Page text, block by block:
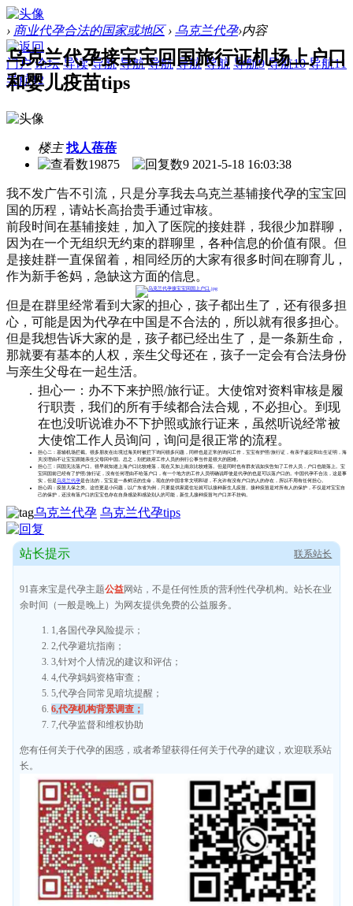
› 商业代孕合法的国家或地区 › 乌克兰代孕›内容
门户 论坛 导读 导航 导航 导航 导航 导航 导航9 导航10 导航11
导航12
乌克兰代孕接宝宝回国旅行证机场上户口
和婴儿疫苗tips
楼主 找人蓓蓓
19875
9 2021-5-18 16:03:38
我不发广告不引流，只是分享我去乌克兰基辅接代孕的宝宝回
国的历程，请站长高抬贵手通过审核。
前段时间在基辅接娃，加入了医院的接娃群，我很少加群聊，
因为在一个无组织无约束的群聊里，各种信息的价值有限。但
是接娃群一直保留着，相同经历的大家有很多时间在聊育儿，
作为新手爸妈，急缺这方面的信息。
但是在群里经常看到大家的担心，孩子都出生了，还有很多担
心，可能是因为代孕在中国是不合法的，所以就有很多担心。
但是我想告诉大家的是，孩子都已经出生了，是一条新生命，
那就要有基本的人权，亲生父母还在，孩子一定会有合法身份
与亲生父母在一起生活。
担心一：办不下来护照/旅行证。大使馆对资料审核是履
行职责，我们的所有手续都合法合规，不必担心。到现
在也没听说谁办不下护照或旅行证来，虽然听说经常被
大使馆工作人员询问，询问是很正常的流程。
担心二：基辅机场拦截。很多朋友在出境过海关时被拦下询问很多问题，同样也是正常的询问工作，宝宝有护照/旅行证，有亲子鉴定和出生证明，海
关没理由不让宝宝跟随亲生父母回中国。总之，别把政府工作人员的例行公事当作是很大的困难。
担心三：回国无法落户口。很早就知道上海户口比较难落，现在又加上南京比较难落。但是同时也有群友说如实告知了工作人员，户口也能落上。宝
宝回国前已经有了护照/旅行证，没有任何理由不给落户口，有一个地方的工作人员明确说即使是代孕的也是可以落户口的。中国代孕不合法，这是事
实，但是乌克兰代孕是合法的，宝宝是一条鲜活的生命，现在的中国非常文明和谐，不允许有没有户口的人的存在，所以不用有任何担心。
担心四：疫苗儿保之类。这些更是小问题，以广东省为例，只要提供家庭住址就可以接种新生儿疫苗。接种疫苗是对所有人的保护，不仅是对宝宝自
己的保护，还没有落户口的宝宝也存在自身感染和感染别人的可能，新生儿接种疫苗与户口并不挂钩。
乌克兰代孕 乌克兰代孕tips
站长提示
91喜来宝是代孕主题公益网站，不是任何性质的营利性代孕机构。站长在业
余时间（一般是晚上）为网友提供免费的公益服务。
1,各国代孕风险提示；
2,代孕避坑指南；
3,针对个人情况的建议和评估；
4,代孕妈妈资格审查；
5,代孕合同常见暗坑提醒；
6,代孕机构背景调查；
7,代孕监督和维权协助
您有任何关于代孕的困惑，或者希望获得任何关于代孕的建议，欢迎联系站
长。
联系站长